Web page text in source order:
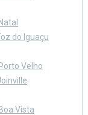
do Iguaçu
Velho
Vista